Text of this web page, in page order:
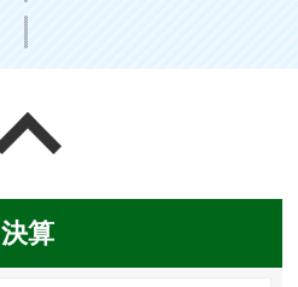
決算